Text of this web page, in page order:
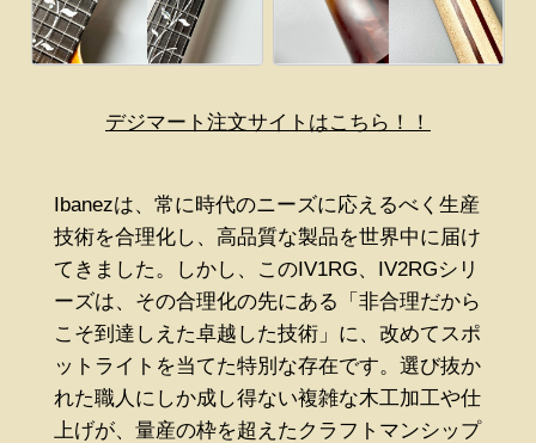
デジマート注文サイトはこちら！！
Ibanezは、常に時代のニーズに応えるべく生産
技術を合理化し、高品質な製品を世界中に届け
てきました。しかし、このIV1RG、IV2RGシリ
ーズは、その合理化の先にある「非合理だから
こそ到達しえた卓越した技術」に、改めてスポ
ットライトを当てた特別な存在です。選び抜か
れた職人にしか成し得ない複雑な木工加工や仕
上げが、量産の枠を超えたクラフトマンシップ